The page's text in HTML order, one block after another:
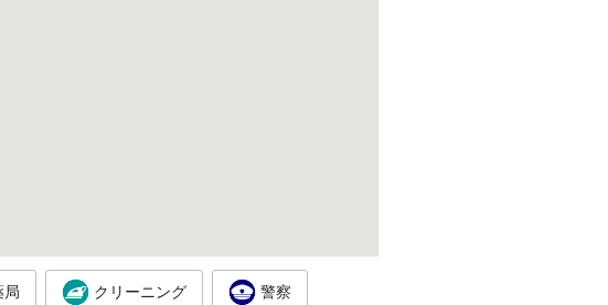
局 クリーニング 警察